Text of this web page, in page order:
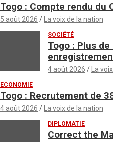
Togo : Compte rendu du
5 août 2026 La voix de la nation
SOCIÉTÉ
Togo : Plus
4 août 2026 La
ECONOMIE
Togo : Recrutement de
4 août 2026 La voix de la nation
DIPLOMATIE
Correct the